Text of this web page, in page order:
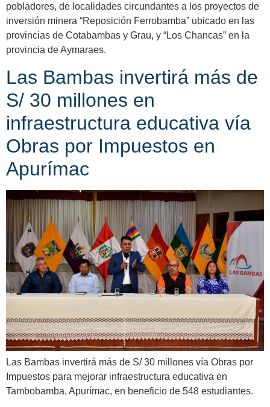
pobladores, de localidades circundantes a los proyectos de
inversión minera “Reposición Ferrobamba” ubicado en las
provincias de Cotabambas y Grau, y “Los Chancas” en la
provincia de Aymaraes.
Las Bambas invertirá más de
S/ 30 millones en
infraestructura educativa vía
Obras por Impuestos en
Apurímac
Las Bambas invertirá más de S/ 30 millones vía Obras por
Impuestos para mejorar infraestructura educativa en
Tambobamba, Apurímac, en beneficio de 548 estudiantes.